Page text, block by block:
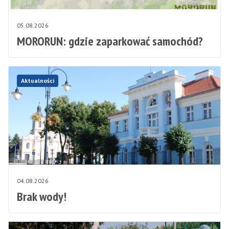
05.08.2026
MORORUN: gdzie zaparkować samochód?
Aktualności
04.08.2026
Brak wody!